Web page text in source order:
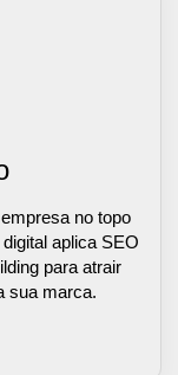
no topo
aplica SEO
para atrair
sua marca.